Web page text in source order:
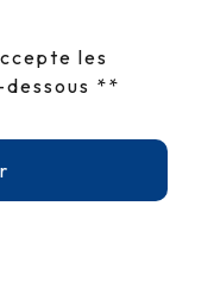
les
**